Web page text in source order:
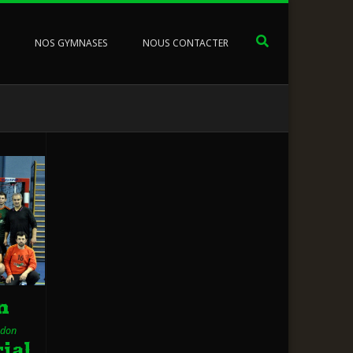
NOS GYMNASES NOUS CONTACTER